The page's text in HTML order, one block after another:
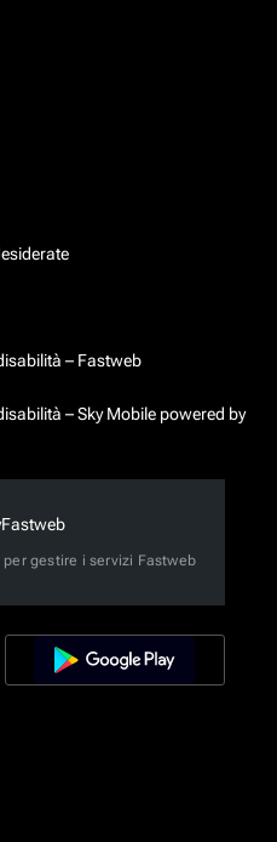
– Fastweb
– Sky Mobile powered by
gestire i servizi Fastweb